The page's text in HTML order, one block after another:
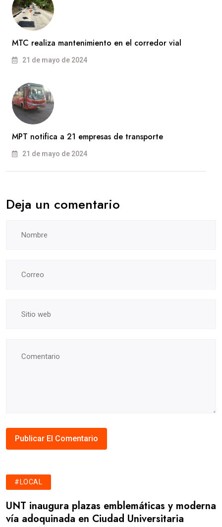
MTC realiza mantenimiento en el corredor vial
21 de mayo de 2024
MPT notifica a 21 empresas de transporte
21 de mayo de 2024
Deja un comentario
#LOCAL
UNT inaugura plazas emblemáticas y moderna
vía adoquinada en Ciudad Universitaria